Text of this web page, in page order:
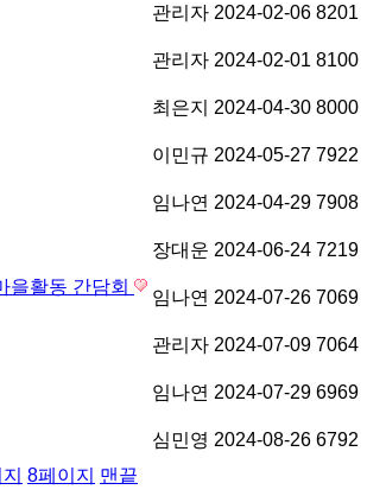
관리자 2024-02-06 8201
관리자 2024-02-01 8100
최은지 2024-04-30 8000
이민규 2024-05-27 7922
임나연 2024-04-29 7908
장대운 2024-06-24 7219
활동 간담회
임나연 2024-07-26 7069
관리자 2024-07-09 7064
임나연 2024-07-29 6969
심민영 2024-08-26 6792
8페이지
맨끝